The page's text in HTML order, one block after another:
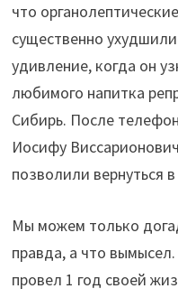
что
существенно
удивление, когда он
любимого напитка
Сибирь. После
Иосифу
позволили вернуться
Мы можем только
правда, а что
провел 1 год своей